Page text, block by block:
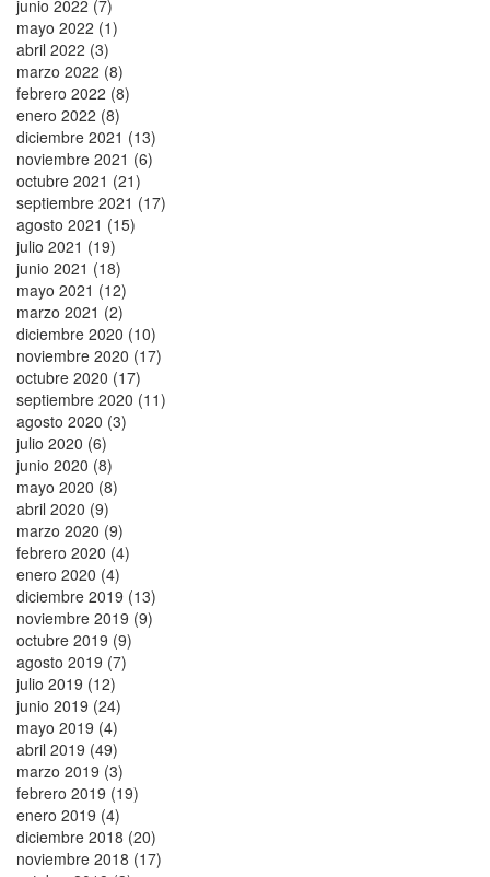
junio 2022 (7)
mayo 2022 (1)
abril 2022 (3)
marzo 2022 (8)
febrero 2022 (8)
enero 2022 (8)
diciembre 2021 (13)
noviembre 2021 (6)
octubre 2021 (21)
septiembre 2021 (17)
agosto 2021 (15)
julio 2021 (19)
junio 2021 (18)
mayo 2021 (12)
marzo 2021 (2)
diciembre 2020 (10)
noviembre 2020 (17)
octubre 2020 (17)
septiembre 2020 (11)
agosto 2020 (3)
julio 2020 (6)
junio 2020 (8)
mayo 2020 (8)
abril 2020 (9)
marzo 2020 (9)
febrero 2020 (4)
enero 2020 (4)
diciembre 2019 (13)
noviembre 2019 (9)
octubre 2019 (9)
agosto 2019 (7)
julio 2019 (12)
junio 2019 (24)
mayo 2019 (4)
abril 2019 (49)
marzo 2019 (3)
febrero 2019 (19)
enero 2019 (4)
diciembre 2018 (20)
noviembre 2018 (17)